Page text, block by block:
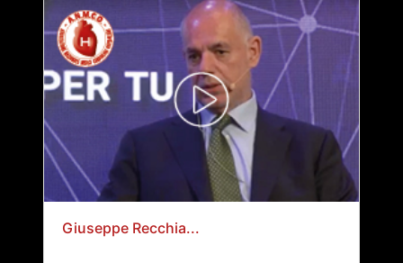
Giuseppe Recchia...